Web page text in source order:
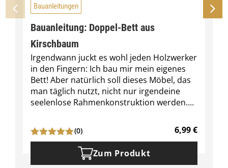
Bauanleitungen
Bauanleitung: Doppel-Bett aus
Kirschbaum
Irgendwann juckt es wohl jeden Holzwerker
in den Fingern: Ich bau mir mein eigenes
Bett! Aber natürlich soll dieses Möbel, das
man täglich nutzt, nicht nur irgendeine
seelenlose Rahmenkonstruktion werden....
(0) 6,99€
Zum Produkt